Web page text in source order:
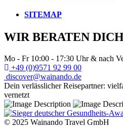
SITEMAP
WIR BERATEN
Mo - Fr 10:00 - 17:30 Uhr & nach
+49 (0)9571 92 99 00
discover@wainando.de
Dein verlässlicher Reisepartner:
vernetzt
© 2025 Wainando Travel GmbH